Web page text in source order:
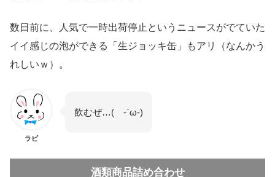
数日前に、人気で一時出荷停止というニュースがでていた
イイ感じの泡ができる「生ジョッキ缶」もアリ（なんかう
れしいｗ）。
ラビ
飲むぜ…( -`ω-)
酒類商品詰め合わせ